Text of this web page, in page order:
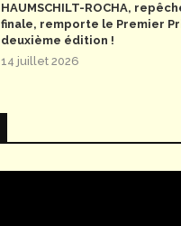
HAUMSCHILT-ROCHA,
finale, remporte le Premier
deuxième édition !
14 juillet 2026